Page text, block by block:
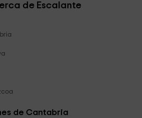
de Escalante
de Cantabria